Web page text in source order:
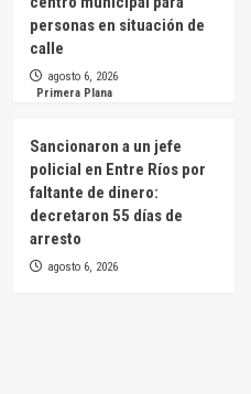
personas en situación de
calle
agosto 6, 2026
Primera Plana
Sancionaron a un jefe
policial en Entre Ríos por
faltante de dinero:
decretaron 55 días de
arresto
agosto 6, 2026